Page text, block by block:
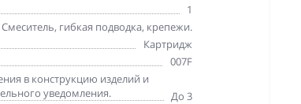
1
Смеситель, гибкая подводка, крепежи.
Картридж
007F
в конструкцию изделий и
уведомления.
До 3